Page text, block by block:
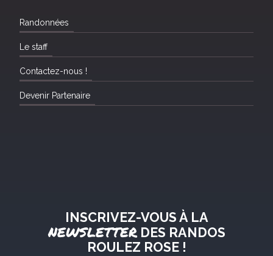
Randonnées
Le staff
Contactez-nous !
Devenir Partenaire
INSCRIVEZ-VOUS À LA
NEWSLETTERDES RANDOS
ROULEZ ROSE !